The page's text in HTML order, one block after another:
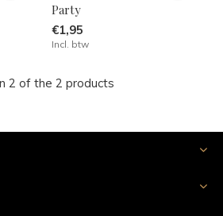
Party
€1,95
Incl. btw
2 of the 2 products